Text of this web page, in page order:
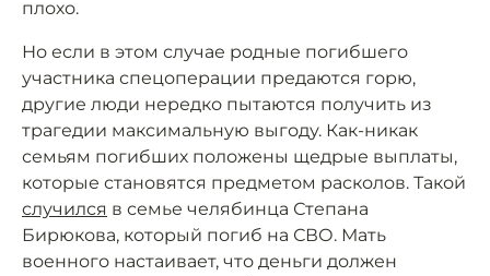
плохо.
Но если в этом случае родные погибшего
участника спецоперации предаются горю,
другие люди нередко пытаются получить из
трагедии максимальную выгоду. Как-никак
семьям погибших положены щедрые выплаты,
которые становятся предметом расколов. Такой
случился в семье челябинца Степана
Бирюкова, который погиб на СВО. Мать
военного настаивает, что деньги должен